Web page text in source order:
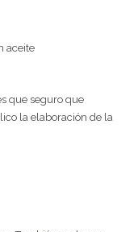
aceite
que seguro que
la elaboración de la